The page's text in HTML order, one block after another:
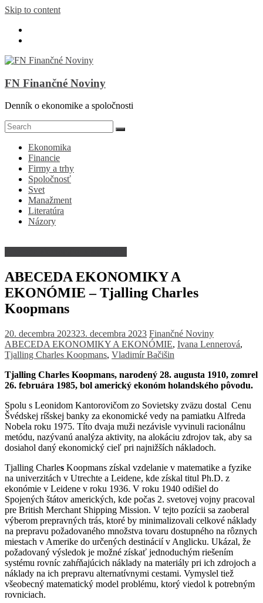
Skip to content
FN Finančné Noviny
Denník o ekonomike a spoločnosti
Ekonomika
Financie
Firmy a trhy
Spoločnosť
Svet
Manažment
Literatúra
Názory
ABECEDA EKONOMIKY A
EKONÓMIE – Tjalling Charles
Koopmans
20. decembra 202323. decembra 2023 Finančné Noviny
ABECEDA EKONOMIKY A EKONÓMIE, Ivana Lennerová,
Tjalling Charles Koopmans, Vladimír Bačišin
Tjalling Charles Koopmans, narodený 28. augusta 1910, zomrel
26. februára 1985, bol americký ekonóm holandského pôvodu.
Spolu s Leonidom Kantorovičom zo Sovietsky zväzu dostal Cenu
Švédskej ríšskej banky za ekonomické vedy na pamiatku Alfreda
Nobela roku 1975. Títo dvaja muži nezávisle vyvinuli racionálnu
metódu, nazývanú analýza aktivity, na alokáciu zdrojov tak, aby sa
dosiahol daný ekonomický cieľ pri najnižších nákladoch.
Tjalling Charles Koopmans získal vzdelanie v matematike a fyzike
na univerzitách v Utrechte a Leidene, kde získal titul Ph.D. z
ekonómie v Leidene v roku 1936. V roku 1940 odišiel do
Spojených štátov amerických, kde počas 2. svetovej vojny pracoval
pre British Merchant Shipping Mission. V tejto pozícii sa zaoberal
výberom prepravných trás, ktoré by minimalizovali celkové náklady
na prepravu požadovaného množstva tovaru dostupného na rôznych
miestach v Amerike do určených destinácií v Anglicku. Ukázal, že
požadovaný výsledok je možné získať jednoduchým riešením
systému rovníc zahŕňajúcich náklady na materiály pri ich zdrojoch a
náklady na ich prepravu alternatívnymi cestami. Vymyslel tiež
všeobecný matematický model problému, ktorý viedol k potrebným
rovniciach.